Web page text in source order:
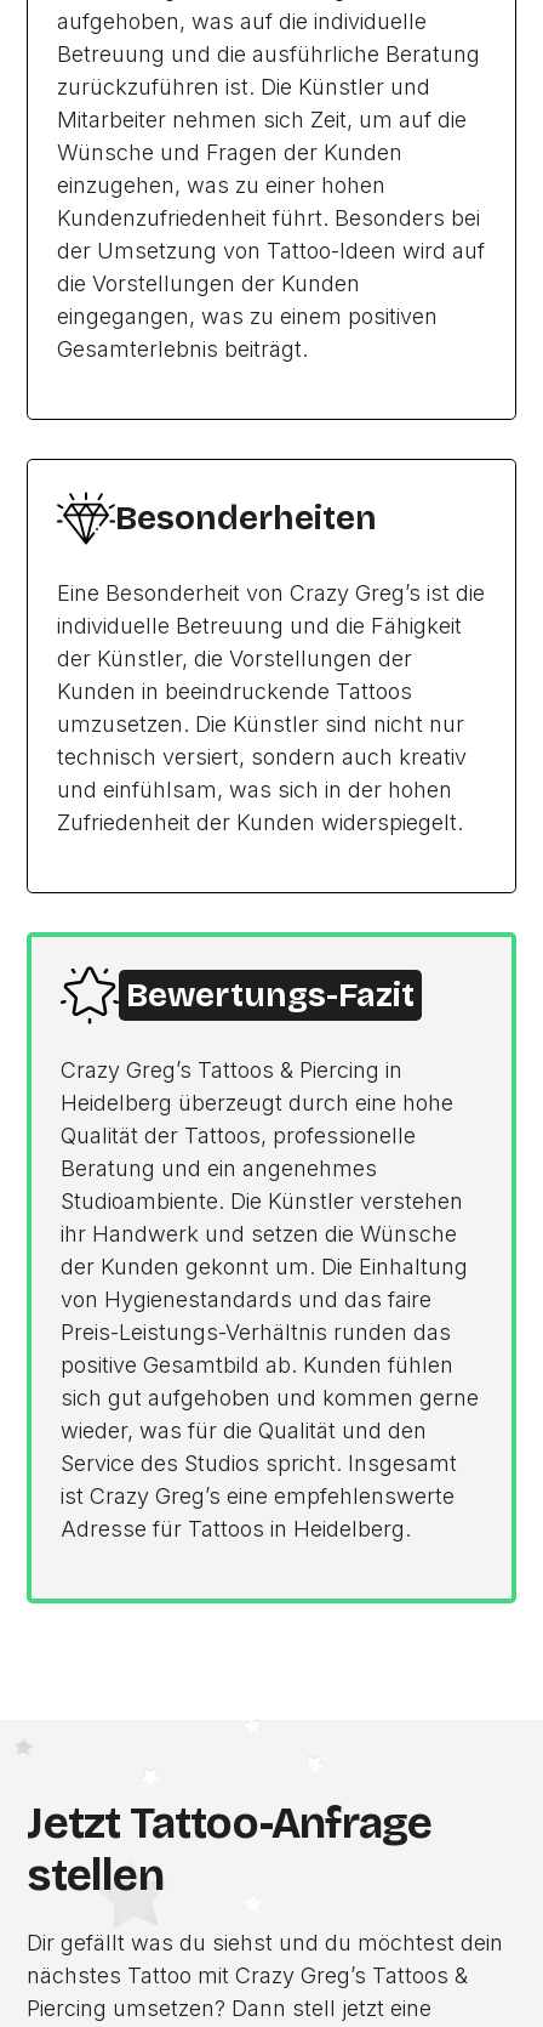
aufgehoben, was auf die individuelle
Betreuung und die ausführliche Beratung
zurückzuführen ist. Die Künstler und
Mitarbeiter nehmen sich Zeit, um auf die
Wünsche und Fragen der Kunden
einzugehen, was zu einer hohen
Kundenzufriedenheit führt. Besonders bei
der Umsetzung von Tattoo-Ideen wird auf
die Vorstellungen der Kunden
eingegangen, was zu einem positiven
Gesamterlebnis beiträgt.
Besonderheiten
Eine Besonderheit von Crazy Greg’s ist die
individuelle Betreuung und die Fähigkeit
der Künstler, die Vorstellungen der
Kunden in beeindruckende Tattoos
umzusetzen. Die Künstler sind nicht nur
technisch versiert, sondern auch kreativ
und einfühlsam, was sich in der hohen
Zufriedenheit der Kunden widerspiegelt.
Bewertungs-Fazit
Crazy Greg’s Tattoos & Piercing in
Heidelberg überzeugt durch eine hohe
Qualität der Tattoos, professionelle
Beratung und ein angenehmes
Studioambiente. Die Künstler verstehen
ihr Handwerk und setzen die Wünsche
der Kunden gekonnt um. Die Einhaltung
von Hygienestandards und das faire
Preis-Leistungs-Verhältnis runden das
positive Gesamtbild ab. Kunden fühlen
sich gut aufgehoben und kommen gerne
wieder, was für die Qualität und den
Service des Studios spricht. Insgesamt
ist Crazy Greg’s eine empfehlenswerte
Adresse für Tattoos in Heidelberg.
Jetzt Tattoo-Anfrage
stellen
Dir gefällt was du siehst und du möchtest dein
nächstes Tattoo mit Crazy Greg’s Tattoos &
Piercing umsetzen? Dann stell jetzt eine